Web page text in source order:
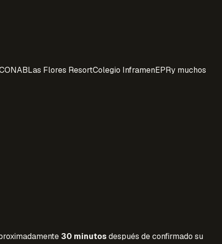
Las Flores ResortColegio InframenEPRy muchos
30 minutosdespués de confirmado su